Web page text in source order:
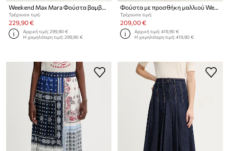
Τρέχουσα τιμή:
229,90 €
Αρχική τιμή:299,90 €
Η χαμηλότερη τιμή:299,90 €
Τρέχουσα τιμή:
209,00 €
Αρχική τιμή:419,90 €
Η χαμηλότερη τιμή:419,90 €